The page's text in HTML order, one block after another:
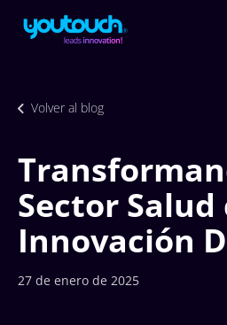
Volver al blog
Sector Salud
Innovación
27 de enero de 2025